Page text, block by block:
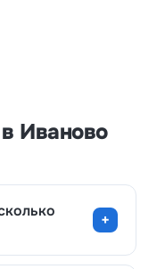
Иваново